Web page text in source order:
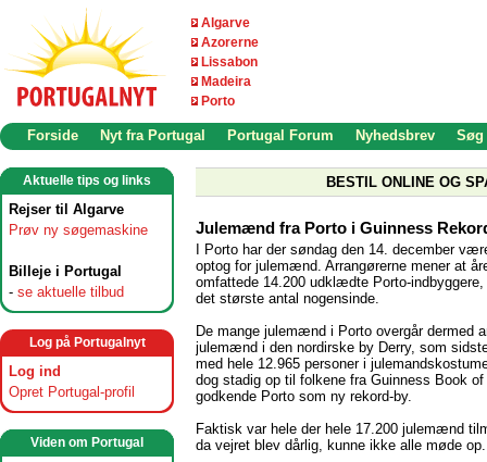
Algarve
Azorerne
Lissabon
Madeira
Porto
Forside Nyt fra Portugal Portugal Forum Nyhedsbrev Søg
Aktuelle tips og links
Rejser til Algarve
Prøv ny søgemaskine
Billeje i Portugal
- se aktuelle tilbud
Log på Portugalnyt
Log ind
Opret Portugal-profil
Viden om Portugal
BESTIL ONLINE OG
Julemænd fra Porto i Guinness
I Porto har der søndag den 14. december
optog for julemænd. Arrangørerne mener at
omfattede 14.200 udklædte Porto-
det største antal nogensinde.
De mange julemænd i Porto overgår dermed
julemænd i den nordirske by Derry, som
med hele 12.965 personer i
dog stadig op til folkene fra Guinness Book
godkende Porto som ny rekord-by.
Faktisk var hele der hele 17.200 julemænd
da vejret blev dårlig, kunne ikke alle møde op.